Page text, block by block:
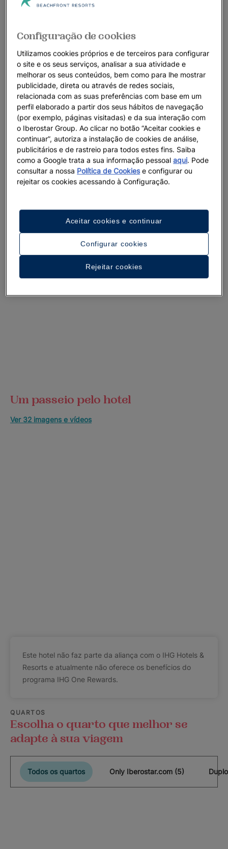
Um passeio pelo hotel
Ver 32 imagens e vídeos
Este hotel não faz parte da aliança com o IHG Hotels &
Resorts e atualmente não oferece os benefícios do
programa IHG One Rewards.
QUARTOS
Escolha o quarto que melhor se
adapte à sua viagem
Todos os quartos Only Iberostar.com (5)
Configuração de cookies
Utilizamos cookies próprios e de terceiros para configurar
o site e os seus serviços, analisar a sua atividade e
melhorar os seus conteúdos, bem como para lhe mostrar
publicidade, direta ou através de redes sociais,
relacionada com as suas preferências com base em um
perfil elaborado a partir dos seus hábitos de navegação
(por exemplo, páginas visitadas) e da sua interação com
o Iberostar Group. Ao clicar no botão “Aceitar cookies e
continuar”, autoriza a instalação de cookies de análise,
publicitários e de rastreio para todos estes fins. Saiba
como a Google trata a sua informação pessoalaqui. Pode
consultar a nossa Política de Cookiese configurar ou
rejeitar os cookies acessando à Configuração.
Configurar cookies
Rejeitar cookies
Aceitar cookies e continuar